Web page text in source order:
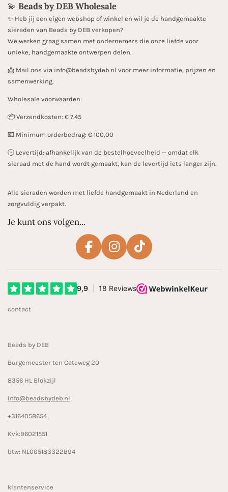
💫 Beads by DEB Wholesale
✨️ Heb jij een eigen webshop of winkel en wil je de handgemaakte
sieraden van Beads by DEB verkopen?
We werken graag samen met ondernemers die onze liefde voor
unieke, handgemaakte ontwerpen delen.
📩 Mail ons via info@beadsbydeb.nl voor meer informatie, prijzen en
samenwerking.
Wholesale voorwaarden:
📦 Verzendkosten: € 7.45
💶 Minimum orderbedrag: € 100,00
🕓 Levertijd: afhankelijk van de bestelhoeveelheid — omdat elk
sieraad met de hand wordt gemaakt, kan de levertijd iets langer zijn.
Alle sieraden worden met liefde handgemaakt in Nederland en
zorgvuldig verpakt.
Je kunt ons volgen...
F
e
I
t
T
T
contact
Beads by DEB
Burgemeester ten Cateweg 20
8356 HL Blokzijl
Info@beadsbydeb.nl
+3164058654
Kvk:96021551
btw: NL005183322B94
klantenservice